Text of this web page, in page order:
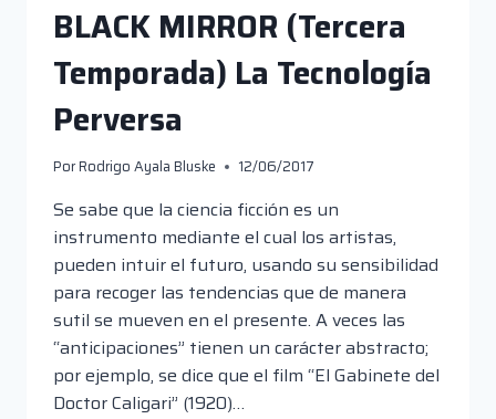
BLACK MIRROR (Tercera
Temporada) La Tecnología
Perversa
PorRodrigo Ayala Bluske 12/06/2017
Se sabe que la ciencia ficción es un
instrumento mediante el cual los artistas,
pueden intuir el futuro, usando su sensibilidad
para recoger las tendencias que de manera
sutil se mueven en el presente. A veces las
“anticipaciones” tienen un carácter abstracto;
por ejemplo, se dice que el film “El Gabinete del
Doctor Caligari” (1920)…